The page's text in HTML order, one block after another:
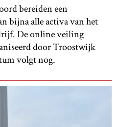
bereiden een
bijna alle activa van het
De online veiling
door Troostwijk
volgt nog.